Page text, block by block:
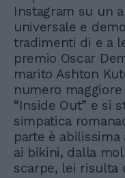
Instagram su un
universale e
tradimenti di e a
premio Oscar
marito Ashton
numero
“Inside Out” e si
simpatica
parte è abilissima
ai bikini, dalla
scarpe, lei risulta